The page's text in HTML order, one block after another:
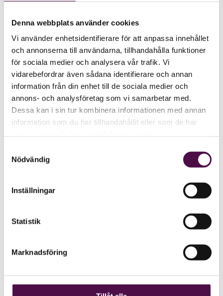
Denna webbplats använder cookies
Vi använder enhetsidentifierare för att anpassa innehållet
och annonserna till användarna, tillhandahålla funktioner
för sociala medier och analysera vår trafik. Vi
vidarebefordrar även sådana identifierare och annan
information från din enhet till de sociala medier och
annons- och analysföretag som vi samarbetar med.
Dessa kan i sin tur kombinera informationen med annan
information som du har tillhandahållit eller som de har
Nödvändig
Inställningar
Statistik
Marknadsföring